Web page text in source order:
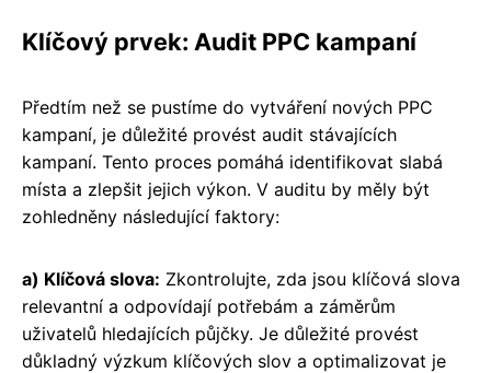
Klíčový prvek: Audit PPC kampaní
Předtím než se pustíme do vytváření nových PPC
kampaní, je důležité provést audit stávajících
kampaní. Tento proces pomáhá identifikovat slabá
místa a zlepšit jejich výkon. V auditu by měly být
zohledněny následující faktory:
a) Klíčová slova: Zkontrolujte, zda jsou klíčová slova
relevantní a odpovídají potřebám a záměrům
uživatelů hledajících půjčky. Je důležité provést
důkladný výzkum klíčových slov a optimalizovat je